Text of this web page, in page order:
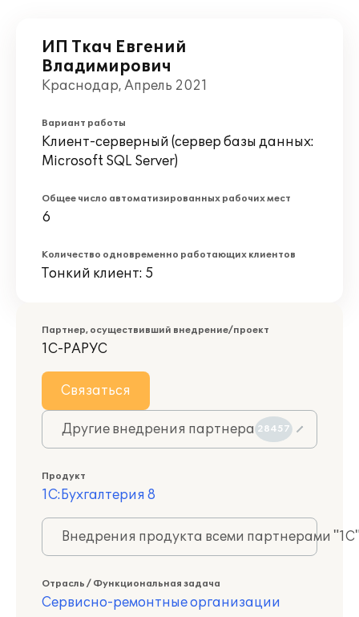
ИП Ткач Евгений
Владимирович
Краснодар, Апрель 2021
Вариант работы
Клиент-серверный (сервер базы данных:
Microsoft SQL Server)
Общее число автоматизированных рабочих мест
6
Количество одновременно работающих клиентов
Тонкий клиент: 5
Партнер, осуществивший внедрение/проект
1С-РАРУС
Связаться
Другие внедрения партнера 28457
Продукт
1С:Бухгалтерия 8
Внедрения продукта всеми партнерами
Отрасль / Функциональная задача
Сервисно-ремонтные организации